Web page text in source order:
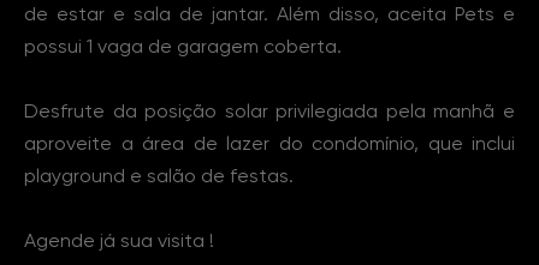
de estar e sala de jantar. Além disso, aceita Pets e
possui 1 vaga de garagem coberta.
Desfrute da posição solar privilegiada pela manhã e
aproveite a área de lazer do condomínio, que inclui
playground e salão de festas.
Agende já sua visita !